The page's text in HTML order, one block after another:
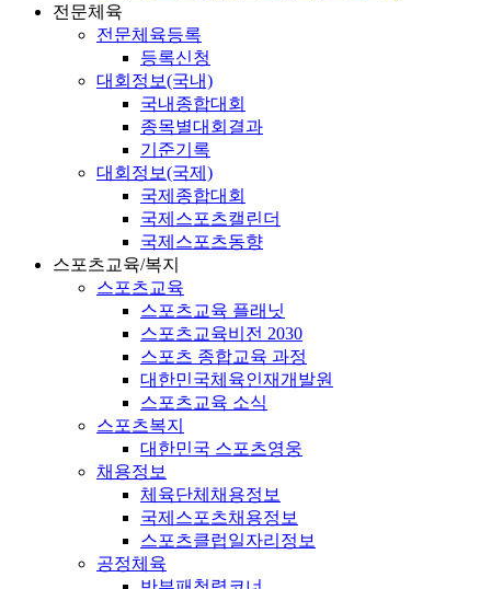
전문체육
전문체육등록
등록신청
대회정보(국내)
국내종합대회
종목별대회결과
기준기록
대회정보(국제)
국제종합대회
국제스포츠캘린더
국제스포츠동향
스포츠교육/복지
스포츠교육
스포츠교육 플래닛
스포츠교육비전 2030
스포츠 종합교육 과정
대한민국체육인재개발원
스포츠교육 소식
스포츠복지
대한민국 스포츠영웅
채용정보
체육단체채용정보
국제스포츠채용정보
스포츠클럽일자리정보
공정체육